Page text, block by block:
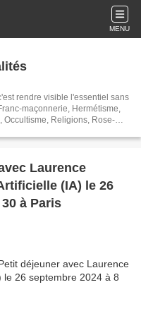
MENU
rendre visible l'essentiel sans
maçonnerie, Hermétisme,
Occultisme, Religions, Rose-
Laurence
(IA) le 26
à Paris